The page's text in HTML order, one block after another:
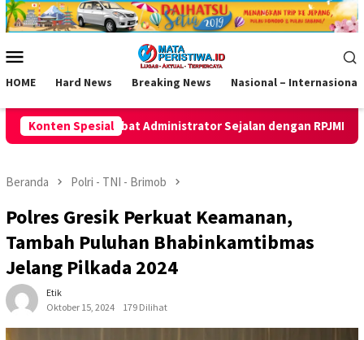
Loncat
ke
Mobile
HOME Hard News Breaking News Nasional – Internasional
Konten Spesial
Sejalan dengan RPJMD Inovasi Pelaminan Pengantin
Beranda Polri - TNI - Brimob
Polres Gresik Perkuat Keamanan,
Tambah Puluhan Bhabinkamtibmas
Jelang Pilkada 2024
Etik
Oktober 15, 2024
179 Dilihat